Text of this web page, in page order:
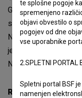
Gorske bukve je 5.
serije(Ne)znana
Nastopajo Stane
je opredeljena kot
Nastala je v
Režija
te splošne pogoje
spremenjeno
objavi obvestilo o
pogojev od dne
vse uporabnike
2.SPLETNI PORTAL
Spletni portal BSF
namenjen